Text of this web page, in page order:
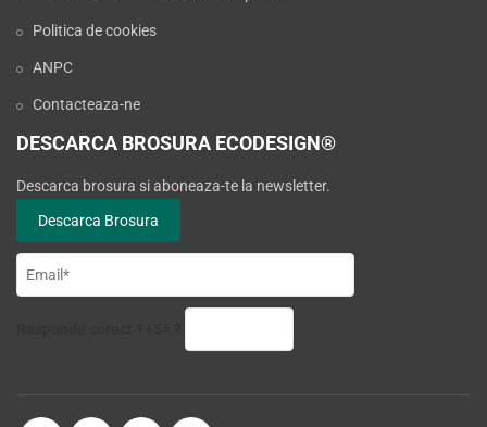
Politica de cookies
ANPC
Contacteaza-ne
DESCARCA BROSURA ECODESIGN®
Descarca brosura si aboneaza-te la newsletter.